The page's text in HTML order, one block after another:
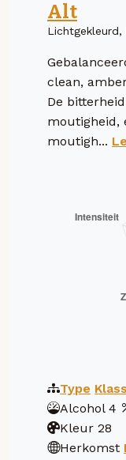
Alt
clean,
De
moutigheid,
moutigh...
Type
Alcohol 4
Kleur 28
Herkomst